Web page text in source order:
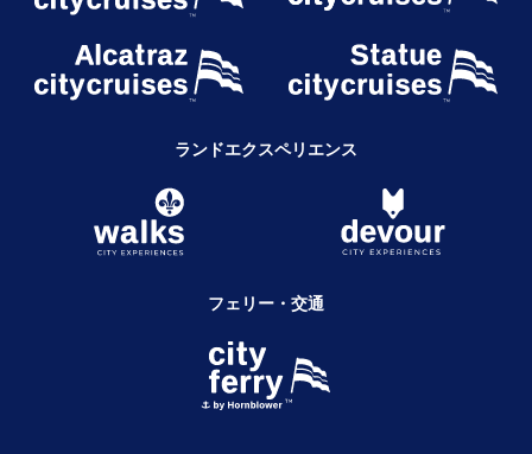
ランドエクスペリエンス
フェリー・交通